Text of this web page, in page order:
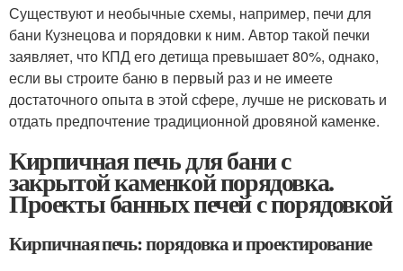
Существуют и необычные схемы, например, печи для
бани Кузнецова и порядовки к ним. Автор такой печки
заявляет, что КПД его детища превышает 80%, однако,
если вы строите баню в первый раз и не имеете
достаточного опыта в этой сфере, лучше не рисковать и
отдать предпочтение традиционной дровяной каменке.
Кирпичная печь для бани с
закрытой каменкой порядовка.
Проекты банных печей с порядовкой
Кирпичная печь: порядовка и проектирование